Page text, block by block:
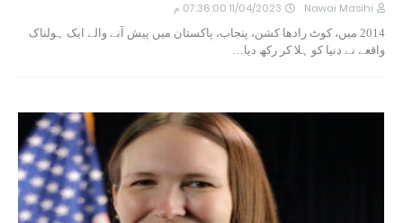
Nawai Masihi 11/04/2023 07:36:00 م
2014 میں، کوٹ رادھا کشن، پنجاب، پاکستان میں پیش آنے والے ایک ہولناک
واقعے نے دنیا کو ہلا کر رکھ دیا…